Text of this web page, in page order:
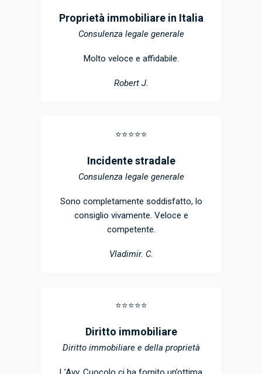
Proprietà immobiliare in Italia
Consulenza legale generale
Molto veloce e affidabile.
Robert J.
⭐️⭐️⭐️⭐️⭐️
Incidente stradale
Consulenza legale generale
Sono completamente soddisfatto, lo
consiglio vivamente. Veloce e
competente.
Vladimir. C.
⭐️⭐️⭐️⭐️⭐️
Diritto immobiliare
Diritto immobiliare e della proprietà